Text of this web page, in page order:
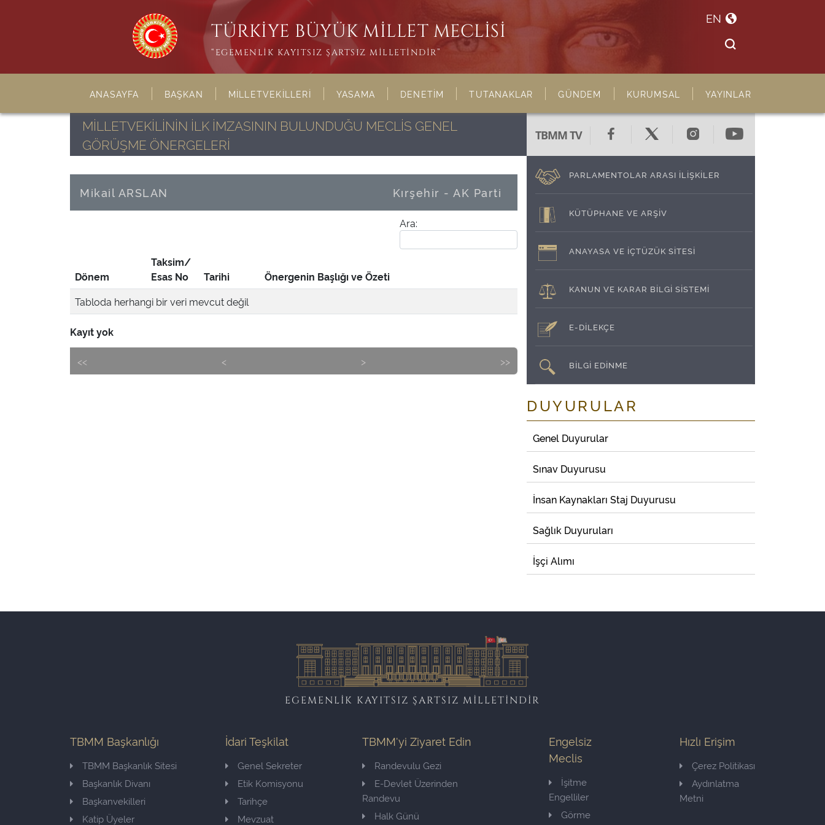
TÜRKİYE BÜYÜK MİLLET MECLİSİ
“EGEMENLİK KAYITSIZ ŞARTSIZ MİLLETİNDİR”
EN
ANASAYFA BAŞKAN MİLLETVEKİLLERİ YASAMA DENETİM TUTANAKLAR GÜNDEM KURUMSAL YAYINLAR
MİLLETVEKİLİNİN İLK İMZASININ BULUNDUĞU MECLİS GENEL
GÖRÜŞME ÖNERGELERİ
Mikail ARSLAN Kırşehir - AK Parti
Ara:
Dönem
Taksim/
Esas No
Tarihi
Önergenin Başlığı ve Özeti
Tabloda herhangi bir veri mevcut değil
Kayıt yok
<< < > >>
TBMM TV
PARLAMENTOLAR ARASI İLİŞKİLER
KÜTÜPHANE VE ARŞİV
ANAYASA VE İÇTÜZÜK SİTESİ
KANUN VE KARAR BİLGİ SİSTEMİ
E-DİLEKÇE
BİLGİ EDİNME
DUYURULAR
Genel Duyurular
Sınav Duyurusu
İnsan Kaynakları Staj Duyurusu
Sağlık Duyuruları
İşçi Alımı
EGEMENLİK KAYITSIZ ŞARTSIZ MİLLETİNDİR
TBMM Başkanlığı
TBMM Başkanlık Sitesi
Başkanlık Divanı
Başkanvekilleri
Katip Üyeler
İdari Teşkilat
Genel Sekreter
Etik Komisyonu
Tarihçe
Mevzuat
TBMM'yi Ziyaret Edin
Randevulu Gezi
E-Devlet Üzerinden
Randevu
Halk Günü
Engelsiz
Meclis
İşitme
Engelliler
Görme
Hızlı Erişim
Çerez Politikası
Aydınlatma
Metni